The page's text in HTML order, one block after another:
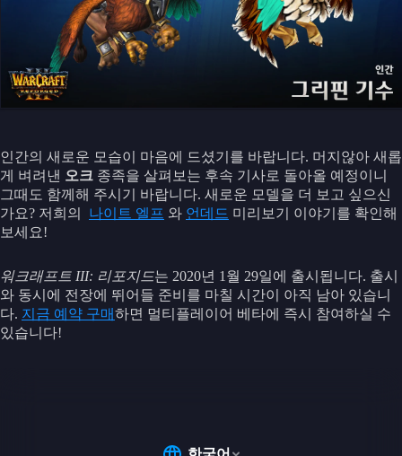
인간의 새로운 모습이 마음에 드셨기를 바랍니다. 머지않아 새롭
게 벼려낸 오크 종족을 살펴보는 후속 기사로 돌아올 예정이니
그때도 함께해 주시기 바랍니다. 새로운 모델을 더 보고 싶으신
가요? 저희의 나이트 엘프 와 언데드 미리보기 이야기를 확인해
보세요!
워크래프트 III: 리포지드는 2020년 1월 29일에 출시됩니다. 출시
와 동시에 전장에 뛰어들 준비를 마칠 시간이 아직 남아 있습니
다. 지금 예약 구매하면 멀티플레이어 베타에 즉시 참여하실 수
있습니다!